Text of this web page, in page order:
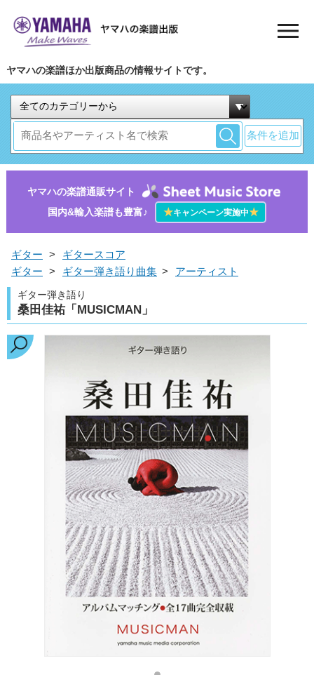
ヤマハの楽譜ほか出版商品の情報サイトです。
条件を追加
ヤマハの楽譜通販サイト
国内&輸入楽譜も豊富♪
★キャンペーン実施中★
ギター >
ギタースコア
ギター > ギター弾き語り曲集 > アーティスト
ギター弾き語り
桑田佳祐「MUSICMAN」